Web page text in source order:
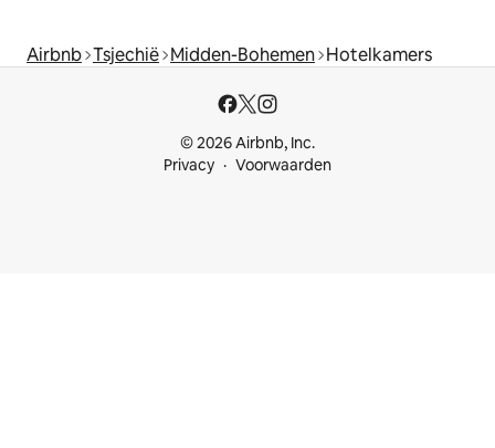
Airbnb Tsjechië Midden-Bohemen Hotelkamers
© 2026 Airbnb, Inc.
Privacy
Voorwaarden